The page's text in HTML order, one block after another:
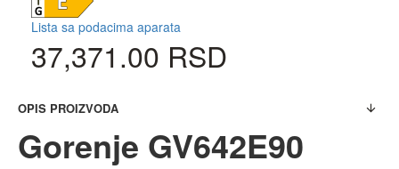
Lista sa podacima aparata
37,371.00 RSD
OPIS PROIZVODA
Gorenje GV642E90